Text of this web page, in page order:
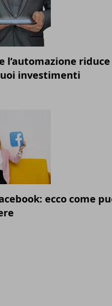
l’automazione
investimenti
ecco come